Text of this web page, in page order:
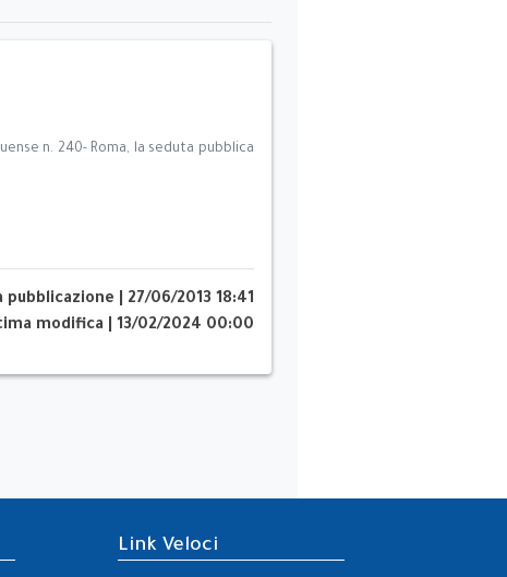
n. 240- Roma, la seduta pubblica
pubblicazione
27/06/2013 18:41
modifica
13/02/2024 00:00
Link Veloci